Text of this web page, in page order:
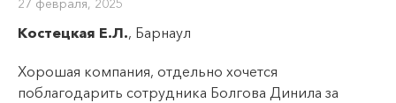
Шорты женские
Бриджи
27 февраля, 2025
Костецкая Е.Л., Барнаул
Хорошая компания, отдельно хочется
поблагодарить сотрудника Болгова Динила за